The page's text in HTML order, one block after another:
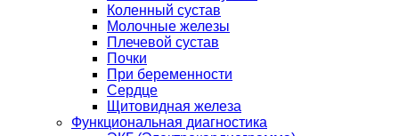
Коленный сустав
Молочные железы
Плечевой сустав
Почки
При беременности
Сердце
Щитовидная железа
Функциональная диагностика